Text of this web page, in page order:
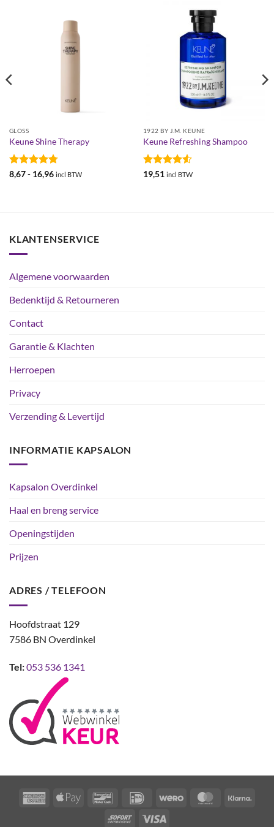
GLOSS
Keune Shine Therapy
Gewaardeerd
8,67 - 16,96Prijsklasse:
incl BTW
1922 BY J.M. KEUNE
Keune Refreshing Shampoo
Gewaardeerd
19,51 incl BTW
KLANTENSERVICE
Algemene voorwaarden
Bedenktijd & Retourneren
Contact
Garantie & Klachten
Herroepen
Privacy
Verzending & Levertijd
INFORMATIE KAPSALON
Kapsalon Overdinkel
Haal en breng service
Openingstijden
Prijzen
ADRES / TELEFOON
Hoofdstraat 129
7586 BN Overdinkel
Tel:053 536 1341
AmericanApple
BancontactIDeal Wero MasterCard
Sofort